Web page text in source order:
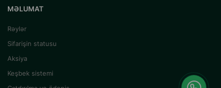
MƏLUMAT
Rəylər
Sifarişin statusu
Aksiya
Keşbek sistemi